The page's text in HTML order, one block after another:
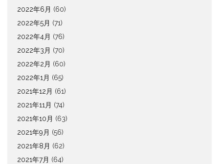
2022年6月 (60)
2022年5月 (71)
2022年4月 (76)
2022年3月 (70)
2022年2月 (60)
2022年1月 (65)
2021年12月 (61)
2021年11月 (74)
2021年10月 (63)
2021年9月 (56)
2021年8月 (62)
2021年7月 (64)